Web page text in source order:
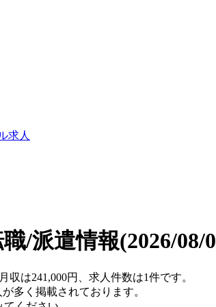
求人
/派遣情報(2026/08/
は241,000円、求人件数は1件です。
多く掲載されております。